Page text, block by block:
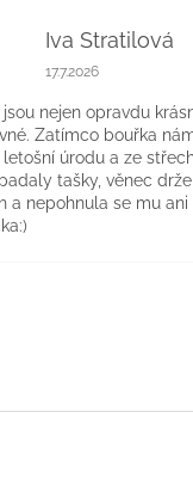
Iva Stratilová
Hodnocení
17.7.2026
nejen opravdu
Zatímco bouřka
úrodu a ze
tašky, věnec
a nepohnula se mu ani